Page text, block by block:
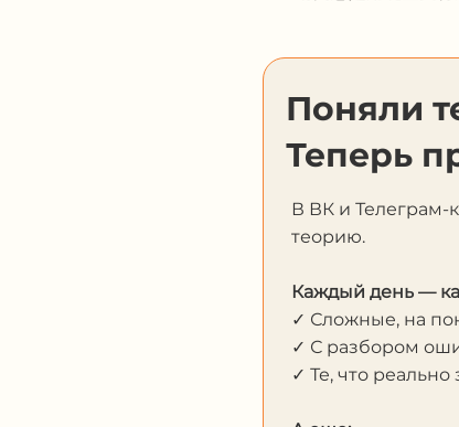
Поняли
Теперь
В ВК и Телеграм-
теорию.
Каждый день —
✓ Сложные, на
✓ С разбором
✓ Те, что